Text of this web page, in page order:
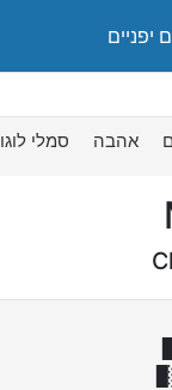
יפניים
סמלי לוגו אהבה